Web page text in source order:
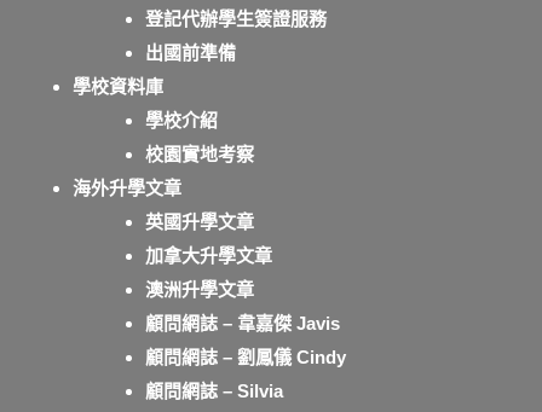
登記代辦學生簽證服務
出國前準備
學校資料庫
學校介紹
校園實地考察
海外升學文章
英國升學文章
加拿大升學文章
澳洲升學文章
顧問網誌 – 韋嘉傑 Javis
顧問網誌 – 劉鳳儀 Cindy
顧問網誌 – Silvia